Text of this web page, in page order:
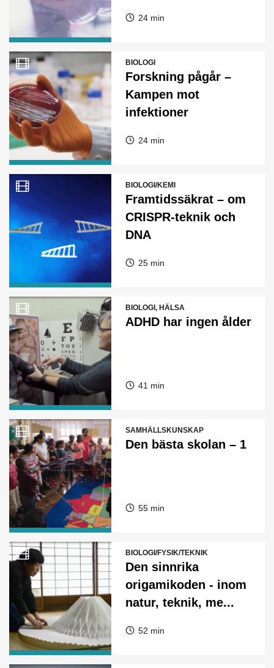
24 min
BIOLOGI
Forskning pågår –
Kampen mot
infektioner
24 min
BIOLOGI/KEMI
Framtidssäkrat – om
CRISPR-teknik och
DNA
25 min
BIOLOGI, HÄLSA
ADHD har ingen ålder
41 min
SAMHÄLLSKUNSKAP
Den bästa skolan – 1
55 min
BIOLOGI/FYSIK/TEKNIK
Den sinnrika
origamikoden - inom
natur, teknik, me...
52 min